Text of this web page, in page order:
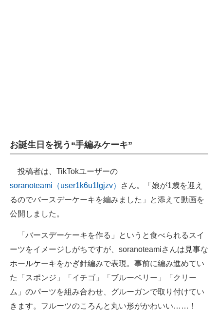
IT製品の技術・比較・事例
製造業のIT導入・活用を支援
モノづくり技術者専門サイト
エレクトロニクス専門サイト
電子設計の基本と応用
エネルギーの専門メディア
建設×テクノロジーの最前線
ちょっと気になるネットの話題
お誕生日を祝う“手編みケーキ”
投稿者は、TikTokユーザーの
soranoteami（user1k6u1lgjzv）
さん。「娘が1歳を迎え
るのでバースデーケーキを編みました」と添えて動画を
公開しました。
「バースデーケーキを作る」というと食べられるスイ
ーツをイメージしがちですが、soranoteamiさんは見事な
ホールケーキをかぎ針編みで表現。事前に編み進めてい
た「スポンジ」「イチゴ」「ブルーベリー」「クリー
ム」のパーツを組み合わせ、グルーガンで取り付けてい
きます。フルーツのころんと丸い形がかわいい……！